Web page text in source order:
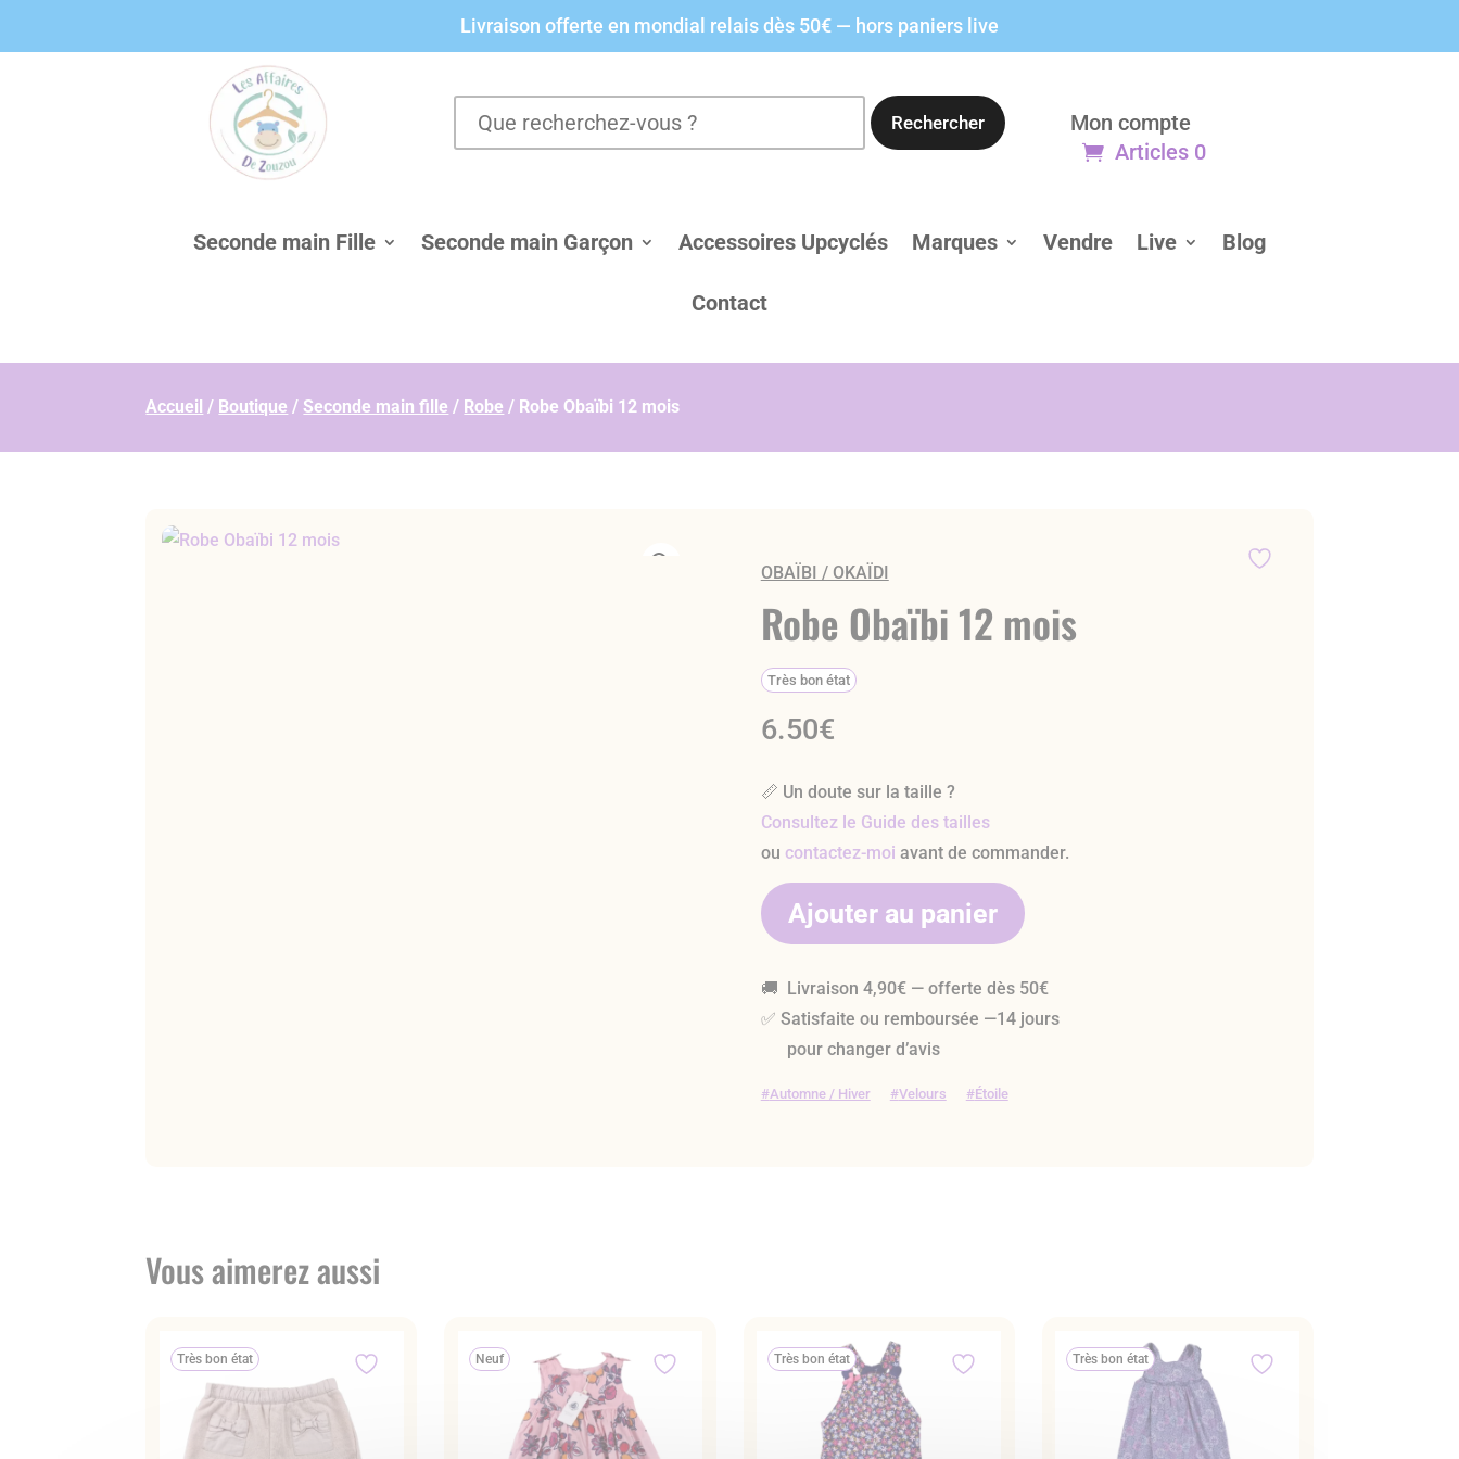
Livraison offerte en mondial relais dès 50€ — hors paniers live
Rechercher
Mon compte
Articles 0
Seconde main Fille Seconde main Garçon Accessoires Upcyclés Marques Vendre Live Blog
Contact
Accueil / Boutique /Seconde main fille / Robe / Robe Obaïbi 12 mois
OBAÏBI / OKAÏDI
Robe Obaïbi 12 mois
Très bon état
6.50€
📏 Un doute sur la taille ?
Consultez le Guide des tailles
ou contactez-moi avant de commander.
Ajouter au panier
🚚 Livraison 4,90€ — offerte dès 50€
✅ Satisfaite ou remboursée —14 jours
pour changer d’avis
Automne / Hiver Velours Étoile
Vous aimerez aussi
Très bon état Neuf Très bon état Très bon état